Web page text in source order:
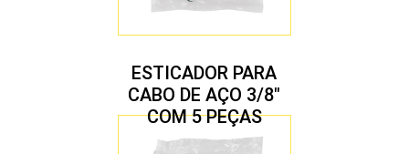
ESTICADOR PARA
CABO DE AÇO 3/8″
COM 5 PEÇAS